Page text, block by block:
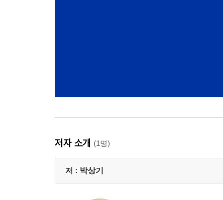
저자 소개 (1명)
저 : 박상기